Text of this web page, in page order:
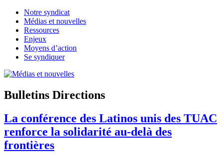
Notre syndicat
Médias et nouvelles
Ressources
Enjeux
Moyens d’action
Se syndiquer
Bulletins Directions
La conférence des Latinos unis des TUAC
renforce la solidarité au-delà des
frontières